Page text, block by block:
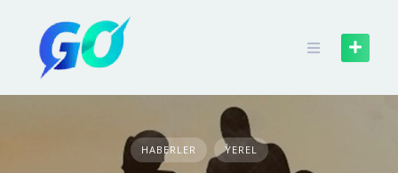
HABERLER YEREL